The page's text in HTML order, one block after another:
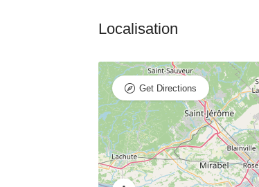
Get Directions